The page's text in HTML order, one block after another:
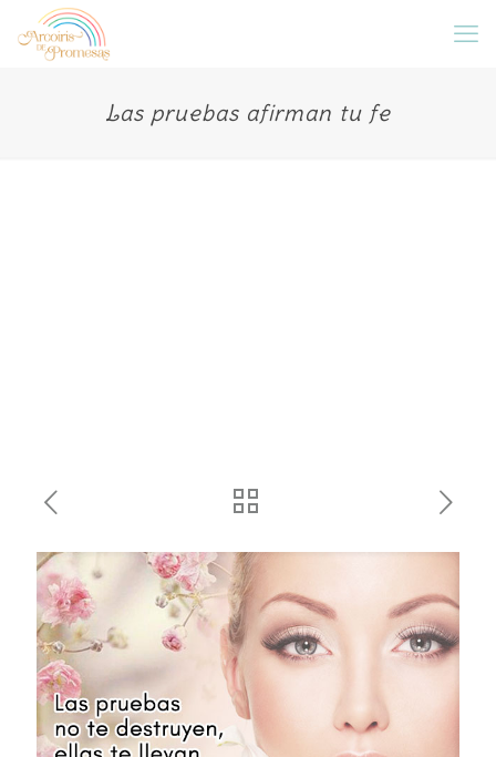
Las pruebas afirman tu fe